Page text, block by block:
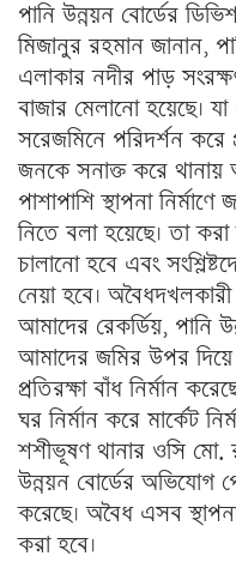
পানি উন্নয়ন বোর্ডের
মিজানুর রহমান জানান,
এলাকার নদীর পাড়
বাজার মেলানো হয়েছে।
সরেজমিনে পরিদর্শন করে
জনকে সনাক্ত করে থানায়
পাশাপাশি স্থাপনা
নিতে বলা হয়েছে। তা
চালানো হবে এবং
নেয়া হবে।
আমাদের রেকর্ডিয়, পানি
আমাদের জমির উপর দিয়ে
প্রতিরক্ষা বাঁধ নির্মান
ঘর নির্মান করে মার্কেট
শশীভূষণ থানার ওসি মো.
উন্নয়ন বোর্ডের অভিযোগ
করেছে। অবৈধ এসব
করা হবে।